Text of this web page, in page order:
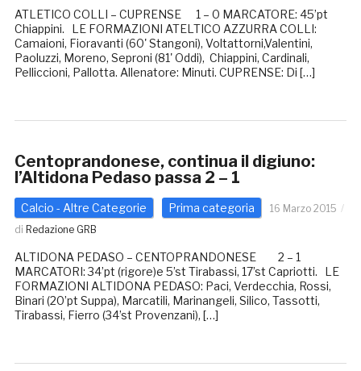
ATLETICO COLLI – CUPRENSE 1 – 0 MARCATORE: 45’pt
Chiappini. LE FORMAZIONI ATELTICO AZZURRA COLLI:
Camaioni, Fioravanti (60' Stangoni), Voltattorni,Valentini,
Paoluzzi, Moreno, Seproni (81' Oddi), Chiappini, Cardinali,
Pelliccioni, Pallotta. Allenatore: Minuti. CUPRENSE: Di […]
Centoprandonese, continua il digiuno:
l’Altidona Pedaso passa 2 – 1
Calcio - Altre Categorie Prima categoria
16 Marzo 2015
di Redazione GRB
ALTIDONA PEDASO – CENTOPRANDONESE 2 – 1
MARCATORI: 34’pt (rigore)e 5’st Tirabassi, 17’st Capriotti. LE
FORMAZIONI ALTIDONA PEDASO: Paci, Verdecchia, Rossi,
Binari (20’pt Suppa), Marcatili, Marinangeli, Silico, Tassotti,
Tirabassi, Fierro (34’st Provenzani), […]